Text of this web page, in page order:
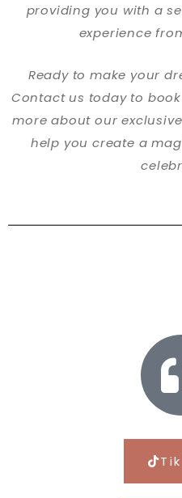
providing you with a
experience
Ready to make your
Contact us today to
more about our
help you create a